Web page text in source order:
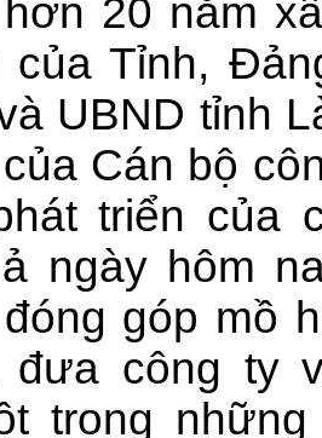
20 năm
của Tỉnh,
UBND tỉnh
Cán bộ
triển của
ngày hôm
góp mồ
đưa công ty
trong